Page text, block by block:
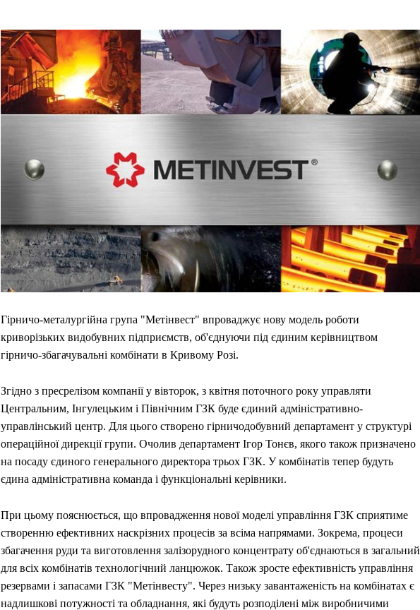
Гірничо-металургійна група "Метінвест" впроваджує нову модель роботи
криворізьких видобувних підприємств, об'єднуючи під єдиним керівництвом
гірничо-збагачувальні комбінати в Кривому Розі.
Згідно з пресрелізом компанії у вівторок, з квітня поточного року управляти
Центральним, Інгулецьким і Північним ГЗК буде єдиний адміністративно-
управлінський центр. Для цього створено гірничодобувний департамент у структурі
операційної дирекції групи. Очолив департамент Ігор Тонєв, якого також призначено
на посаду єдиного генерального директора трьох ГЗК. У комбінатів тепер будуть
єдина адміністративна команда і функціональні керівники.
При цьому пояснюється, що впровадження нової моделі управління ГЗК сприятиме
створенню ефективних наскрізних процесів за всіма напрямами. Зокрема, процеси
збагачення руди та виготовлення залізорудного концентрату об'єднаються в загальний
для всіх комбінатів технологічний ланцюжок. Також зросте ефективність управління
резервами і запасами ГЗК "Метінвесту". Через низьку завантаженість на комбінатах є
надлишкові потужності та обладнання, які будуть розподілені між виробничими